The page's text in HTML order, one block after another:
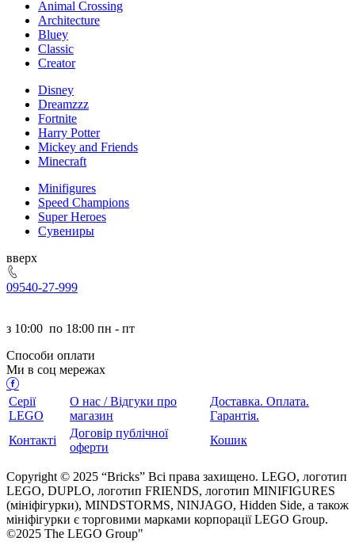
Animal Crossing
Architecture
Bluey
Classic
Creator
Disney
Dreamzzz
Fortnite
Harry Potter
Mickey and Friends
Minecraft
Minifigures
Speed Champions
Super Heroes
Сувениры
ерх
09540-27-999
з 10:00 по 18:00 пн - пт
Способи оплати
Ми в соц мережах
Серії
LEGO
О нас / Відгуки про
магазин
Доставка. Оплата.
Гарантія.
Контакті
Договір публічної
оферти
Кошик
Copyright © 2025 “Bricks” Всі права захищено. LEGO, логотип
LEGO, DUPLO, логотип FRIENDS, логотип MINIFIGURES
(мініфігурки), MINDSTORMS, NINJAGO, Hidden Side, а також
мініфігурки є торговими марками корпорації LEGO Group.
©2025 The LEGO Group"